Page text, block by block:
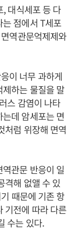
대식세포 등 다
점에서 T세포
역관문억제제와
이 너무 과하게
하는 물질을 말
스 감염이 나타
데 암세포는 면
처럼 위장해 면역
관문 반응이 일
격해 없앨 수 있
때문에 기존 항
기전에 따라 다른
수는 있다.